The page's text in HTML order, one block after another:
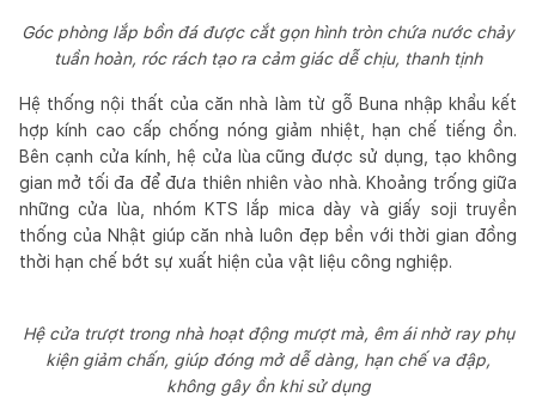
Góc phòng lắp bồn đá được cắt gọn hình tròn chứa nước chảy
tuần hoàn, róc rách tạo ra cảm giác dễ chịu, thanh tịnh
Hệ thống nội thất của căn nhà làm từ gỗ Buna nhập khẩu kết
hợp kính cao cấp chống nóng giảm nhiệt, hạn chế tiếng ồn.
Bên cạnh cửa kính, hệ cửa lùa cũng được sử dụng, tạo không
gian mở tối đa để đưa thiên nhiên vào nhà. Khoảng trống giữa
những cửa lùa, nhóm KTS lắp mica dày và giấy soji truyền
thống của Nhật giúp căn nhà luôn đẹp bền với thời gian đồng
thời hạn chế bớt sự xuất hiện của vật liệu công nghiệp.
Hệ cửa trượt trong nhà hoạt động mượt mà, êm ái nhờ ray phụ
kiện giảm chấn, giúp đóng mở dễ dàng, hạn chế va đập,
không gây ồn khi sử dụng